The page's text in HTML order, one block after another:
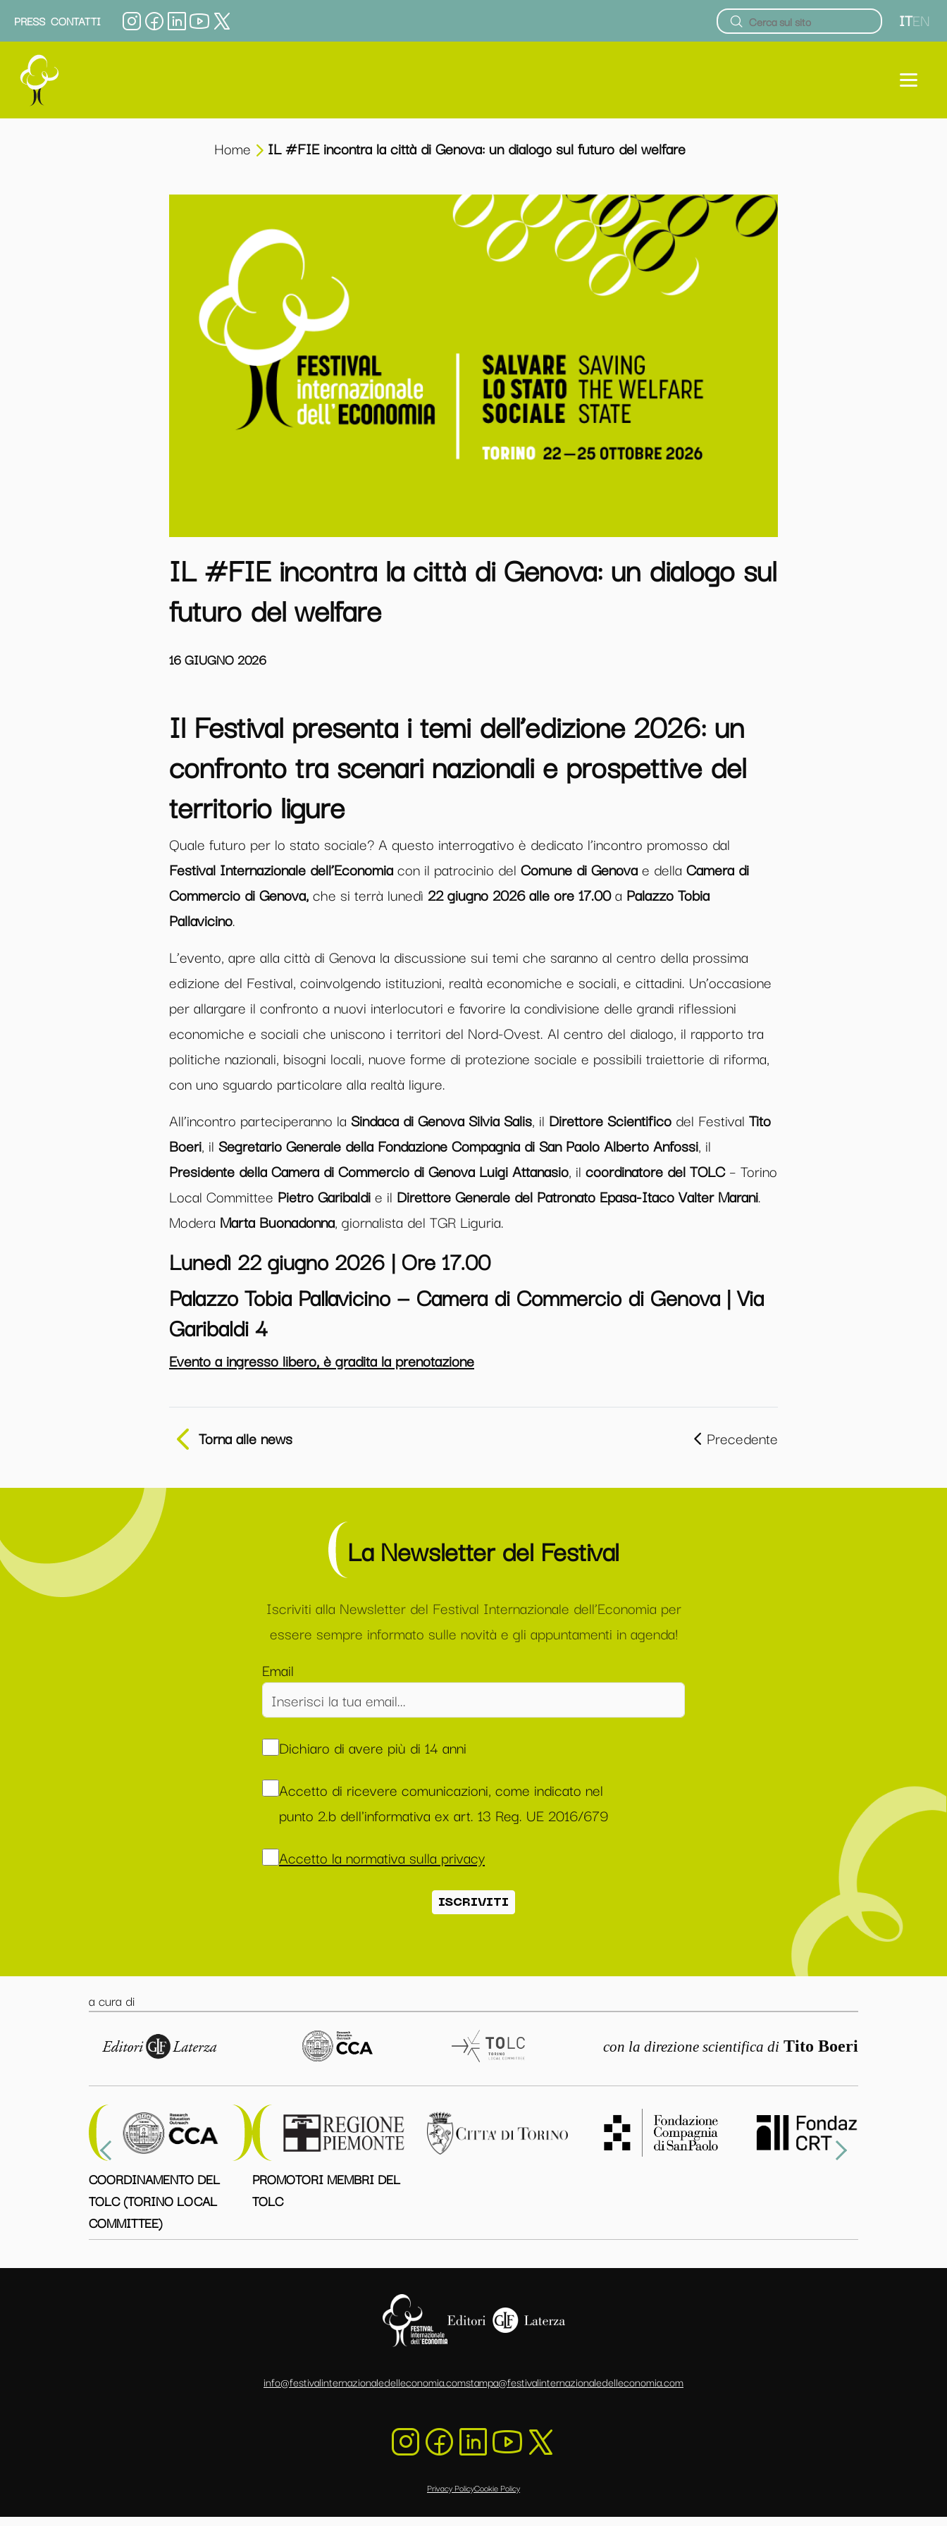
PRESS CONTATTI ITEN
Home IL #FIE incontra la città di Genova: un dialogo sul futuro del welfare
IL #FIE incontra la città di Genova: un dialogo sul
futuro del welfare
16 GIUGNO 2026
Il Festival presenta i temi dell’edizione 2026: un
confronto tra scenari nazionali e prospettive del
territorio ligure
Quale futuro per lo stato sociale? A questo interrogativo è dedicato l’incontro promosso dal
Festival Internazionale dell’Economiacon il patrocinio del Comune di Genovae della Camera di
Commercio di Genova,che si terrà lunedì 22 giugno 2026 alle ore 17.00a Palazzo Tobia
Pallavicino.
L’evento, apre alla città di Genova la discussione sui temi che saranno al centro della prossima
edizione del Festival, coinvolgendo istituzioni, realtà economiche e sociali, e cittadini. Un’occasione
per allargare il confronto a nuovi interlocutori e favorire la condivisione delle grandi riflessioni
economiche e sociali che uniscono i territori del Nord-Ovest. Al centro del dialogo, il rapporto tra
politiche nazionali, bisogni locali, nuove forme di protezione sociale e possibili traiettorie di riforma,
con uno sguardo particolare alla realtà ligure.
All’incontro parteciperanno la Sindaca di Genova Silvia Salis, il Direttore Scientifico del Festival Tito
Boeri, il Segretario Generale della Fondazione Compagnia di San Paolo Alberto Anfossi, il
Presidente della Camera di Commercio di Genova Luigi Attanasio, il coordinatore del TOLC– Torino
Local Committee Pietro Garibaldie il Direttore Generale del Patronato Epasa-Itaco Valter Marani.
Modera Marta Buonadonna, giornalista del TGR Liguria.
Lunedì 22 giugno 2026 | Ore 17.00
Palazzo Tobia Pallavicino— Camera di Commercio di Genova | Via
Garibaldi 4
Evento a ingresso libero, è gradita la prenotazione
Torna alle news Precedente
La Newsletter del Festival
Iscriviti alla Newsletter del Festival Internazionale dell’Economia per
essere sempre informato sulle novità e gli appuntamenti in agenda!
Email
Dichiaro di avere più di 14 anni
Accetto di ricevere comunicazioni, come indicato nel
punto 2.b dell'informativa ex art. 13 Reg. UE 2016/679
Accetto la normativa sulla privacy
ISCRIVITI
a cura di
con la direzione scientifica di Tito Boeri
COORDINAMENTO DEL
TOLC (TORINO LOCAL
COMMITTEE)
PROMOTORI MEMBRI DEL
TOLC
info@festivalinternazionaledelleconomia.comstampa@festivalinternazionaledelleconomia.com
Privacy PolicyCookie Policy